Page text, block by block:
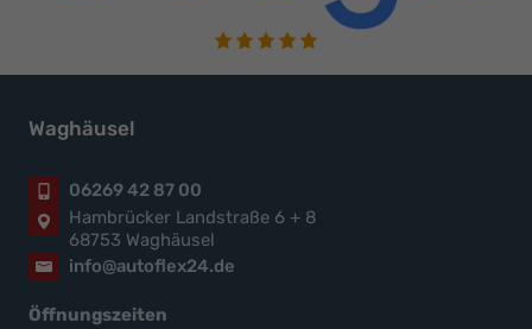
Waghäusel
06269 42 87 00
Hambrücker Landstraße 6 + 8
68753 Waghäusel
info@autoflex24.de
Öffnungszeiten